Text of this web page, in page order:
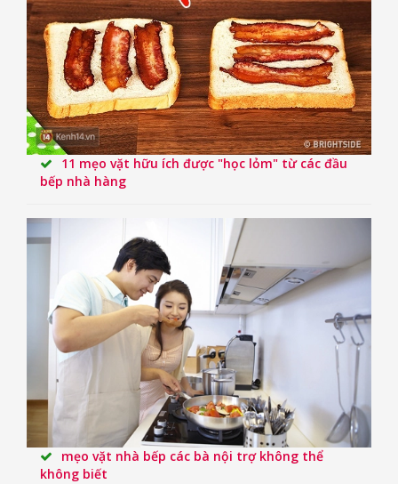
11 mẹo vặt hữu ích được "học lỏm" từ các đầu
bếp nhà hàng
mẹo vặt nhà bếp các bà nội trợ không thể
không biết